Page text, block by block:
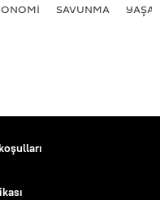
SAVUNMA